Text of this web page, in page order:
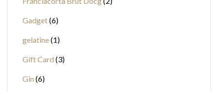
Gadget 6
gelatine 1
Gift Card 3
Gin 6